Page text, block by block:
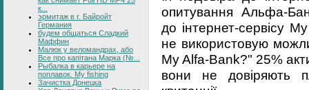
к...
эрмитаж в г. Байройт
Германия
будем общаться Сладкий
Маффин
Малюк у веломандрах, або
Все про капітана Марка (№...
Рыбалка в карьере на
поплавок. My fishing
Зачистка Донецка
опитування Альфа-
до інтернет-сервісу
не використовую
My Alfa-Bank?" 25%
вони не довіряють